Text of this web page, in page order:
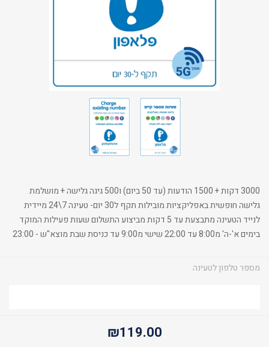
3000 דקות + 1500 הודעות (עד 50 ביום) ו500 גיגה גלישה + מושלמת
גלישה חופשית באפליקציות מובילות תקף ל30 יום- טעינה 7\24 מיידית
לנייד הטעינה מתבצעת עד 5 דקות מביצוע התשלום שעות פעילות המוקד
בימים א'-ה' מ8:00 עד 22:00 שישי מ9:00 עד כניסת שבת מוצא"ש - 23:00
מספר טלפון לטעינה
₪119.00